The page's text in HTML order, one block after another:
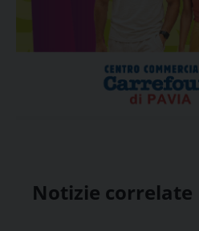
Notizie correlate